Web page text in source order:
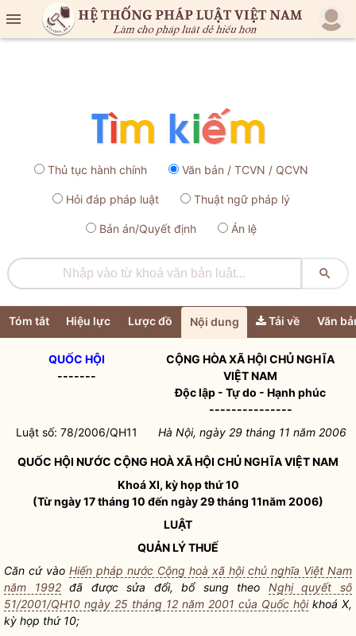

Thủ tục hành chính Văn bản / TCVN / QCVN
Hỏi đáp pháp luật Thuật ngữ pháp lý
Bản án/Quyết định Án lệ

Tóm tắt Hiệu lực Lược đồ Nội dung Tải về Văn
QUỐC HỘI
-------
CỘNG HÒA XÃ HỘI CHỦ NGHĨA
VIỆT NAM
Độc lập - Tự do - Hạnh phúc
---------------
Luật số: 78/2006/QH11
Hà Nội, ngày 29 tháng 11 năm 2006
QUỐC HỘI NƯỚC CỘNG HOÀ XÃ HỘI CHỦ NGHĨA VIỆT NAM
Khoá XI, kỳ họp thứ 10
(Từ ngày 17 tháng 10 đến ngày 29 tháng 11năm 2006)
LUẬT
QUẢN LÝ THUẾ
Căn cứ vào Hiến pháp nước Cộng hoà xã hội chủ nghĩa Việt Nam
năm 1992đã được sửa đổi, bổ sung theo Nghị quyết số
51/2001/QH10 ngày 25 tháng 12 năm 2001 của Quốc hộikhoá X,
kỳ họp thứ 10;